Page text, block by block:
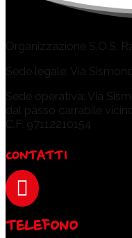
Organizzazione S.O.S.
Sede legale: Via
Sede operativa: Via
dal passo carrabile
C.F. 97112210154
CONTATTI

TELEFONO